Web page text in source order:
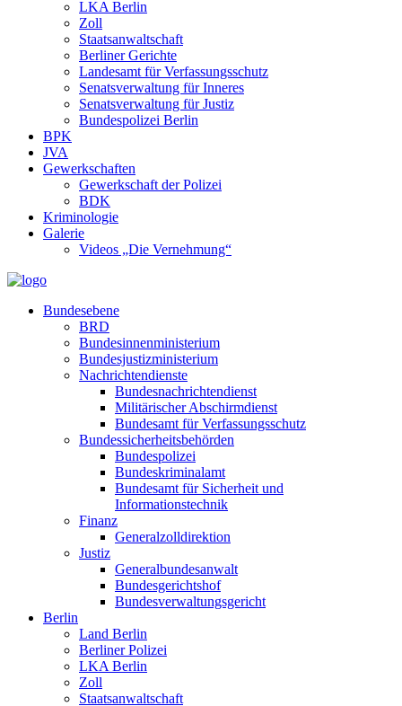
LKA Berlin
Zoll
Staatsanwaltschaft
Berliner Gerichte
Landesamt für Verfassungsschutz
Senatsverwaltung für Inneres
Senatsverwaltung für Justiz
Bundespolizei Berlin
BPK
JVA
Gewerkschaften
Gewerkschaft der Polizei
BDK
Kriminologie
Galerie
Videos „Die Vernehmung“
Bundesebene
BRD
Bundesinnenministerium
Bundesjustizministerium
Nachrichtendienste
Bundesnachrichtendienst
Militärischer Abschirmdienst
Bundesamt für Verfassungsschutz
Bundessicherheitsbehörden
Bundespolizei
Bundeskriminalamt
Bundesamt für Sicherheit und
Informationstechnik
Finanz
Generalzolldirektion
Justiz
Generalbundesanwalt
Bundesgerichtshof
Bundesverwaltungsgericht
Berlin
Land Berlin
Berliner Polizei
LKA Berlin
Zoll
Staatsanwaltschaft